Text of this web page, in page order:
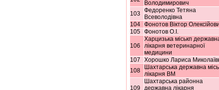
Володимирович
103
Федоренко Тетяна
Всеволодівна
104
Фонотов Віктор
105
Фонотов О.І.
106
Харцизька міськп
лікарня ветеринарної
медицини
107
Хорошко Лариса
108
Шахтарська державна
лікарня ВМ
109
Шахтарська районна
державна лікарня